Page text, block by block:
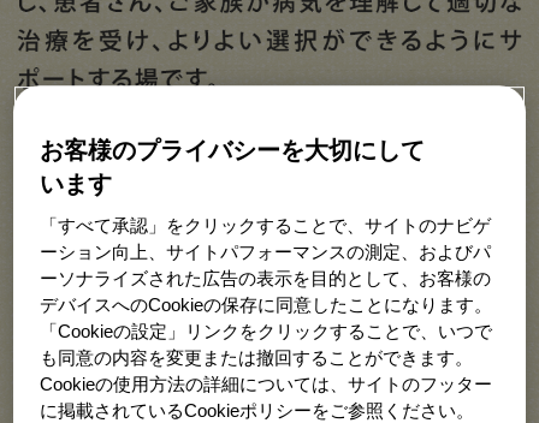
お客様のプライバシーを大切にして
います
「すべて承認」をクリックすることで、サイトのナビゲ
ーション向上、サイトパフォーマンスの測定、およびパ
ーソナライズされた広告の表示を目的として、お客様の
デバイスへのCookieの保存に同意したことになります。
「Cookieの設定」リンクをクリックすることで、いつで
も同意の内容を変更または撤回することができます。
Cookieの使用方法の詳細については、サイトのフッター
に掲載されているCookieポリシーをご参照ください。